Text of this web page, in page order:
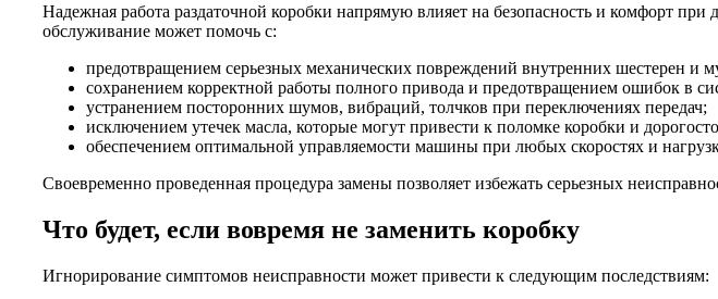
Надежная работа раздаточной коробки напрямую влияет на безопасность и комфорт
обслуживание может помочь с:
предотвращением серьезных механических повреждений внутренних шестерен и
сохранением корректной работы полного привода и предотвращением ошибок в
устранением посторонних шумов, вибраций, толчков при переключениях передач;
исключением утечек масла, которые могут привести к поломке коробки и
обеспечением оптимальной управляемости машины при любых скоростях и
Своевременно проведенная процедура замены позволяет избежать серьезных
Что будет, если вовремя не заменить коробку
Игнорирование симптомов неисправности может привести к следующим последствиям: